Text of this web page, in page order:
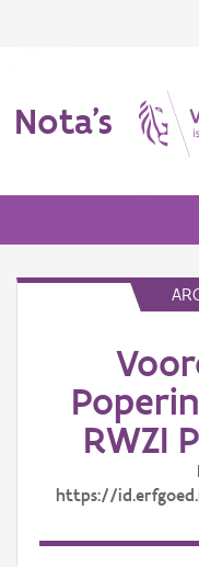
Nota's
RWZI
https://